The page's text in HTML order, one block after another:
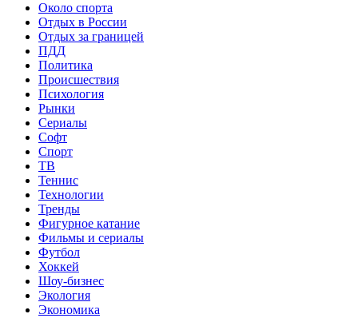
Около спорта
Отдых в России
Отдых за границей
ПДД
Политика
Происшествия
Психология
Рынки
Сериалы
Софт
Спорт
ТВ
Теннис
Технологии
Тренды
Фигурное катание
Фильмы и сериалы
Футбол
Хоккей
Шоу-бизнес
Экология
Экономика